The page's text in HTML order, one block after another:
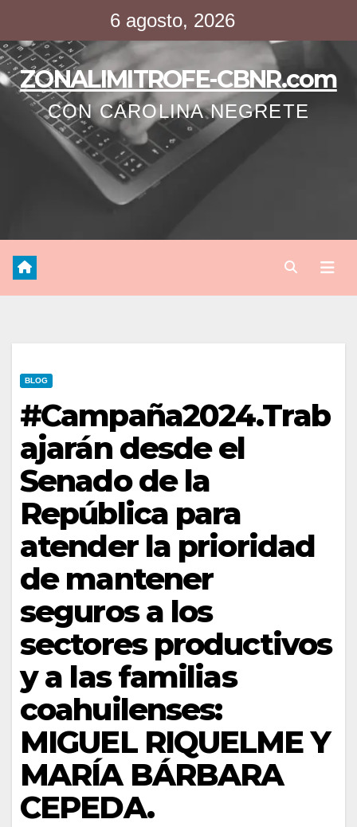
contenido
6 agosto, 2026
ZONALIMITROFE-CBNR.com
CON CAROLINA NEGRETE
BLOG
#Campaña2024.Trab
ajarán desde el
Senado de la
República para
atender la prioridad
de mantener
seguros a los
sectores productivos
y a las familias
coahuilenses:
MIGUEL RIQUELME Y
MARÍA BÁRBARA
CEPEDA.